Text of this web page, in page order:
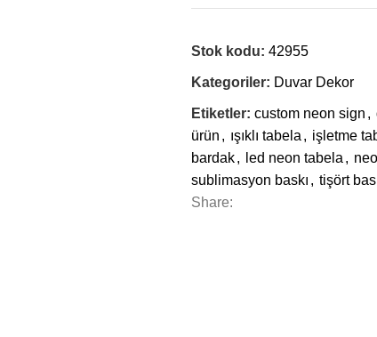
Stok kodu: 42955
Kategoriler: Duvar Dekor
Etiketler: custom neon sign ,
ürün , ışıklı tabela , işletme
bardak, led neon tabela ,
sublimasyon baskı , tişört
Share: